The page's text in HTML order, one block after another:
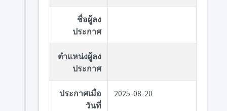
ชื่อผู้ลง
ประกาศ
ตำแหน่งผู้ลง
ประกาศ
ประกาศเมื่อ
วันที่
2025-08-20